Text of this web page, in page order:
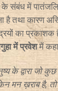
संबंध में
है तथा कारण
का
में प्रवेशमें
के द्वारा जो
मन ख़राब है, तो